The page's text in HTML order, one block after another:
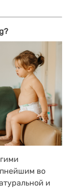
во
и